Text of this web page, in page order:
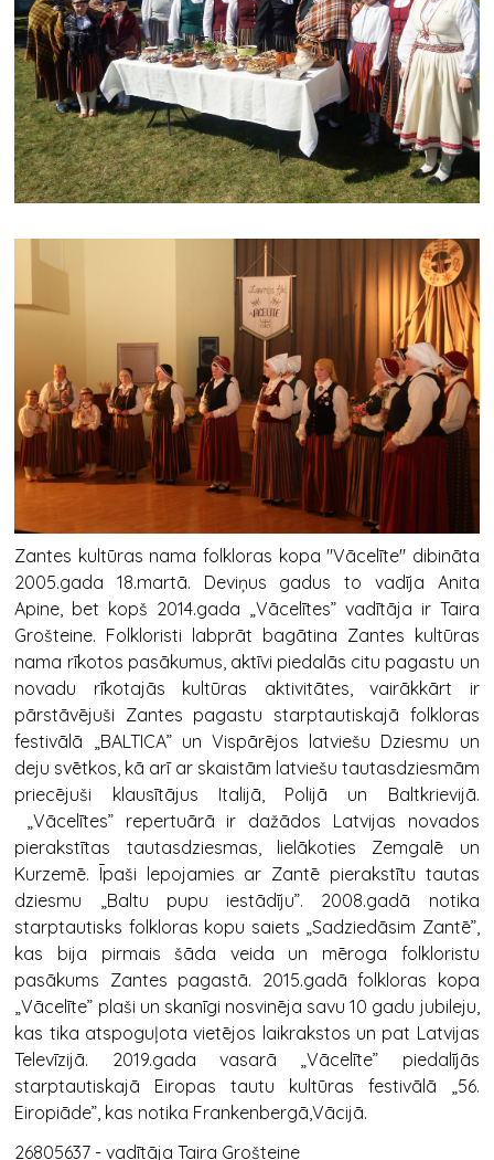
Zantes kultūras nama folkloras kopa "Vācelīte" dibināta
2005.gada 18.martā. Deviņus gadus to vadīja Anita
Apine, bet kopš 2014.gada „Vācelītes” vadītāja ir Taira
Grošteine. Folkloristi labprāt bagātina Zantes kultūras
nama rīkotos pasākumus, aktīvi piedalās citu pagastu un
novadu rīkotajās kultūras aktivitātes, vairākkārt ir
pārstāvējuši Zantes pagastu starptautiskajā folkloras
festivālā „BALTICA” un Vispārējos latviešu Dziesmu un
deju svētkos, kā arī ar skaistām latviešu tautasdziesmām
priecējuši klausītājus Italijā, Polijā un Baltkrievijā.
„Vācelītes” repertuārā ir dažādos Latvijas novados
pierakstītas tautasdziesmas, lielākoties Zemgalē un
Kurzemē. Īpaši lepojamies ar Zantē pierakstītu tautas
dziesmu „Baltu pupu iestādīju”. 2008.gadā notika
starptautisks folkloras kopu saiets „Sadziedāsim Zantē”,
kas bija pirmais šāda veida un mēroga folkloristu
pasākums Zantes pagastā. 2015.gadā folkloras kopa
„Vācelīte” plaši un skanīgi nosvinēja savu 10 gadu jubileju,
kas tika atspoguļota vietējos laikrakstos un pat Latvijas
Televīzijā. 2019.gada vasarā „Vācelīte” piedalījās
starptautiskajā Eiropas tautu kultūras festivālā „56.
Eiropiāde”, kas notika Frankenbergā,Vācijā.
26805637 - vadītāja Taira Grošteine